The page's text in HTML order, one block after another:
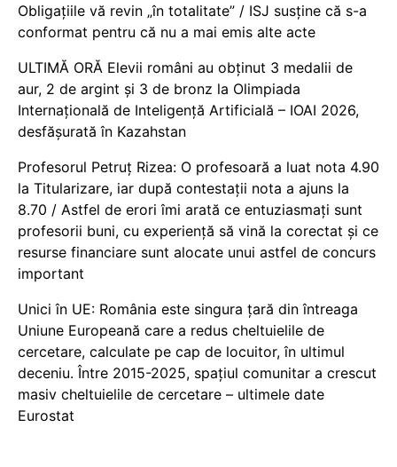
Obligațiile vă revin „în totalitate” / ISJ susține că s-a
conformat pentru că nu a mai emis alte acte
ULTIMĂ ORĂ Elevii români au obținut 3 medalii de
aur, 2 de argint și 3 de bronz la Olimpiada
Internațională de Inteligență Artificială – IOAI 2026,
desfășurată în Kazahstan
Profesorul Petruț Rizea: O profesoară a luat nota 4.90
la Titularizare, iar după contestații nota a ajuns la
8.70 / Astfel de erori îmi arată ce entuziasmați sunt
profesorii buni, cu experiență să vină la corectat și ce
resurse financiare sunt alocate unui astfel de concurs
important
Unici în UE: România este singura țară din întreaga
Uniune Europeană care a redus cheltuielile de
cercetare, calculate pe cap de locuitor, în ultimul
deceniu. Între 2015-2025, spațiul comunitar a crescut
masiv cheltuielile de cercetare – ultimele date
Eurostat